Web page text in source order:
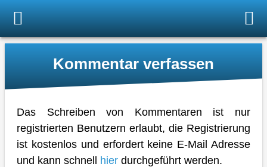
Kommentar verfassen
Das Schreiben von Kommentaren ist nur
registrierten Benutzern erlaubt, die Registrierung
ist kostenlos und erfordert keine E-Mail Adresse
und kann schnell hier durchgeführt werden.